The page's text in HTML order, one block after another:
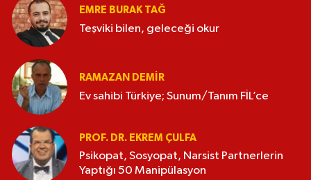
EMRE BURAK TAĞ
Teşviki bilen, geleceği okur
RAMAZAN DEMİR
Ev sahibi Türkiye; Sunum/Tanım FİL’ce
PROF. DR. EKREM ÇULFA
Psikopat, Sosyopat, Narsist Partnerlerin
Yaptığı 50 Manipülasyon